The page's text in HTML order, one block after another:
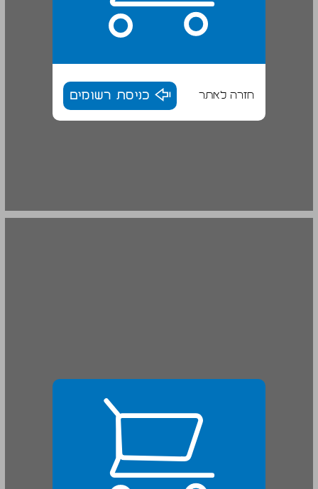
חזרה לאתר כניסת רשומים